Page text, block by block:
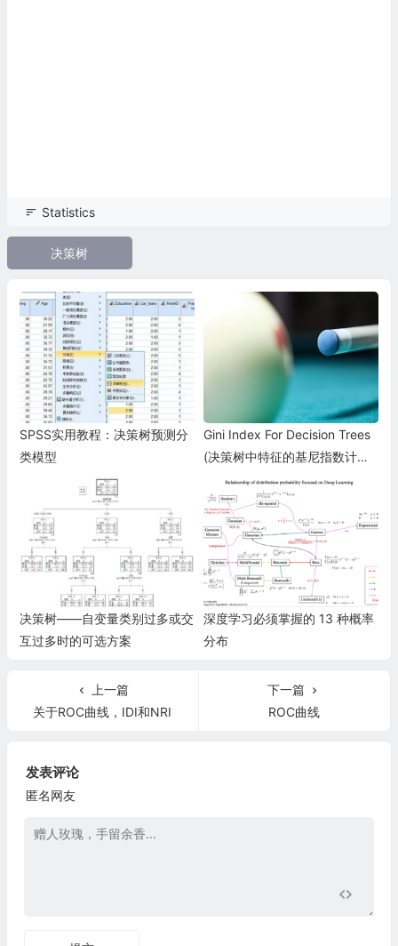
Statistics
决策树
SPSS实用教程：决策树预测分
类模型
Gini Index For Decision Trees
(决策树中特征的基尼指数计算
方法)
决策树——自变量类别过多或交
互过多时的可选方案
深度学习必须掌握的 13 种概率
分布
上一篇
关于ROC曲线，IDI和NRI
下一篇
ROC曲线
发表评论
匿名网友